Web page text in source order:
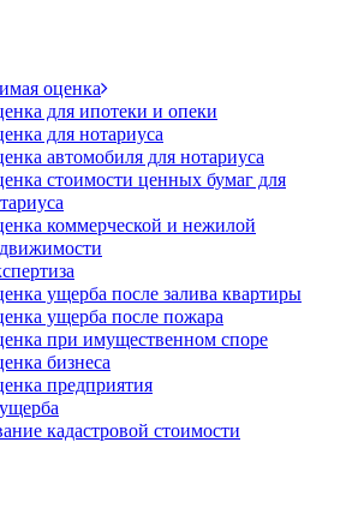
оценка
для ипотеки и опеки
для нотариуса
автомобиля для нотариуса
стоимости ценных бумаг для
коммерческой и нежилой
ущерба после залива квартиры
ущерба после пожара
при имущественном споре
бизнеса
предприятия
кадастровой стоимости